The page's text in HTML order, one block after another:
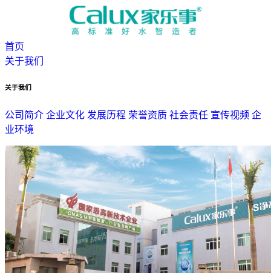
首页
关于我们
关于我们
公司简介 企业文化 发展历程 荣誉资质 社会责任 宣传视频 企
业环境